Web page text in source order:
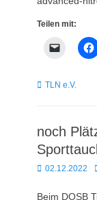
Teilen mit:
Kategorien
TLN e.V.
noch
Posted
02.12.2022
Beim DOSB